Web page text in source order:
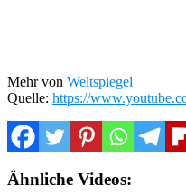
Mehr von Weltspiegel
Quelle: https://
Ähnliche Videos: